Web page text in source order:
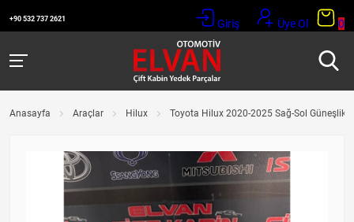
+90 532 737 2621 Giriş Üye Ol 0
Anasayfa Araçlar Hilux Toyota Hilux 2020-2025 Sağ-Sol Güneşlik